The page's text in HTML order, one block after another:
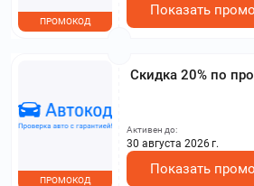
ПРОМОКОД
Показать
Скидка 20% по
ПРОМОКОД
Активен до:
30 августа 2026 г.
Показать